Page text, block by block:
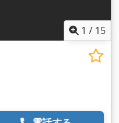
1 / 15